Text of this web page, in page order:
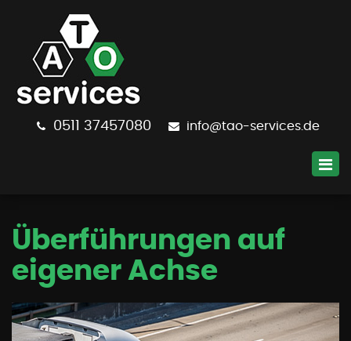
0511 37457080 info@tao-services.de
Überführungen auf
eigener Achse